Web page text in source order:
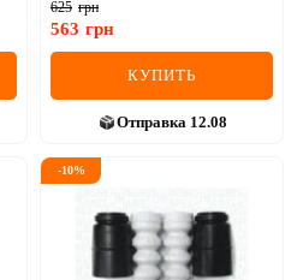
625 грн
563 грн
КУПИТЬ
Отправка 12.08
-10%